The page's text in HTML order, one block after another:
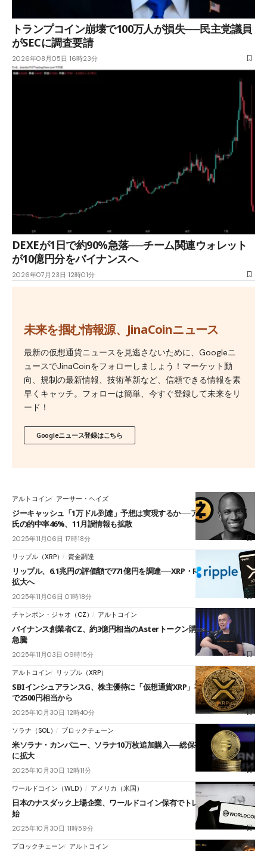
トランプコイン崩壊で100万人が損失──民主党議員
がSECに調査要請
2026年08月05日 16時23分
DEXEが1日で約90%急落──チーム関連ウォレット
が10億円分をバイナンスへ
2026年07月23日 12時01分
未来を掴む情報源、JinaCoinニュース
最新の仮想通貨ニュースを見逃さないために、Googleニ
ュースでJinaCoinをフォローしましょう！マーケット動
向、規制の最新情報、技術革新など、信頼できる情報を素
早くキャッチ。フォローは簡単、今すぐ登録して未来をリ
ード！
Googleニュース登録はこちら
アルトコイン アーサー・ヘイズ
ジーキャッシュ「1万ドル到達」予想は実現するか──アーサー・ヘイズ
氏の的中率46%、11月誤情報も拡散
2025年11月06日 17時18分
リップル（XRP） 資金調達
リップル、6.1兆円の評価額で771億円を調達──XRP・RLUSDで決済領域
拡大へ
2025年11月06日 01時18分
チャンポン・ジャオ（CZ） アルトコイン
バイナンス創業者CZ、約3億円相当のAsterトークン購入──一時37％超
急騰
2025年11月03日 09時15分
アルトコイン リップル（XRP）
SBIインシュアランスG、株主優待に「仮想通貨XRP」導入──100株以上
で2500円相当から
2025年10月30日 12時40分
ソラナ（SOL） ブロックチェーン
米ソラナ・カンパニー、ソラナ10万枚追加購入──総保有量230万SOL超
に拡大
2025年10月30日 12時11分
ワールドコイン（WLD） アメリカ（米国）
日本のナスダック上場企業、ワールドコイン保有でトレジャリー戦略開
始
2025年10月30日 11時59分
ブロックチェーン アルトコイン